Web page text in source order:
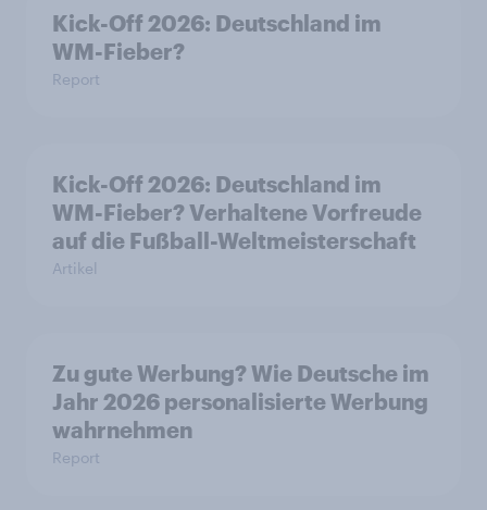
Kick-Off 2026: Deutschland im
WM-Fieber?
Report
Kick-Off 2026: Deutschland im
WM-Fieber? Verhaltene Vorfreude
auf die Fußball-Weltmeisterschaft
Artikel
Zu gute Werbung? Wie Deutsche im
Jahr 2026 personalisierte Werbung
wahrnehmen
Report